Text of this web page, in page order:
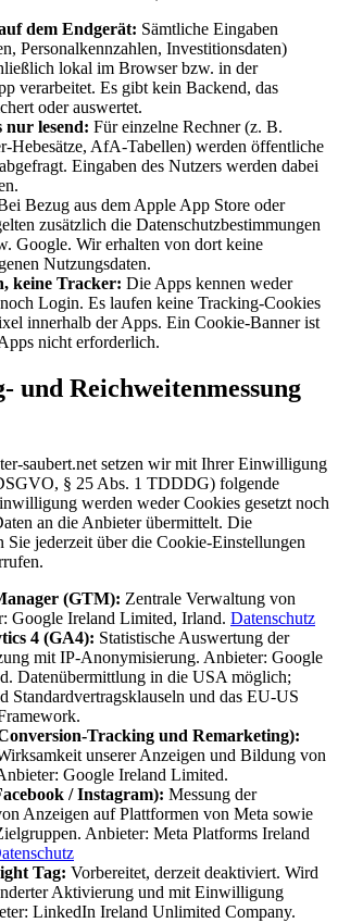
dem Endgerät: Sämtliche Eingaben
Personalkennzahlen, Investitionsdaten)
lokal im Browser bzw. in der
verarbeitet. Es gibt kein Backend, das
oder auswertet.
nur lesend: Für einzelne Rechner (z. B.
Hebesätze, AfA-Tabellen) werden öffentliche
Eingaben des Nutzers werden dabei
Bezug aus dem Apple App Store oder
zusätzlich die Datenschutzbestimmungen
Google. Wir erhalten von dort keine
Nutzungsdaten.
keine Tracker: Die Apps kennen weder
Login. Es laufen keine Tracking-Cookies
innerhalb der Apps. Ein Cookie-Banner ist
nicht erforderlich.
und Reichweitenmessung
saubert.net setzen wir mit Ihrer Einwilligung
§ 25 Abs. 1 TDDDG) folgende
werden weder Cookies gesetzt noch
an die Anbieter übermittelt. Die
jederzeit über die Cookie-Einstellungen
(GTM): Zentrale Verwaltung von
Google Ireland Limited, Irland. Datenschutz
4 (GA4): Statistische Auswertung der
mit IP-Anonymisierung. Anbieter: Google
Datenübermittlung in die USA möglich;
Standardvertragsklauseln und das EU-US
Tracking und Remarketing):
unserer Anzeigen und Bildung von
Google Ireland Limited.
/ Instagram): Messung der
Anzeigen auf Plattformen von Meta sowie
Anbieter: Meta Platforms Ireland
Tag: Vorbereitet, derzeit deaktiviert. Wird
Aktivierung und mit Einwilligung
LinkedIn Ireland Unlimited Company.